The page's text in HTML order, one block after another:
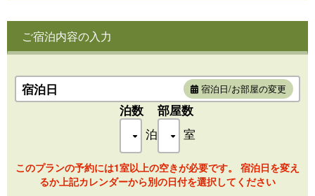
いう方に
敷布団も完備しておりますので、ご安心くださいませ♪
※ハイシーズンは大人3名以上から予約可能な場合がございま
す。
■ シングル4台、セミダブル敷布団3つ、ソファーベッド、寝
■ 冷暖房完備/テーブル/ソファー/スツール/置き型エアコ
ン/Wi-Fi
ご宿泊内容の入力
宿泊日 宿泊日/お部屋の変更
泊数
泊
部屋数
室
このプランの予約には1室以上の空きが必要です。 宿泊日を変え
るか上記カレンダーから別の日付を選択してください